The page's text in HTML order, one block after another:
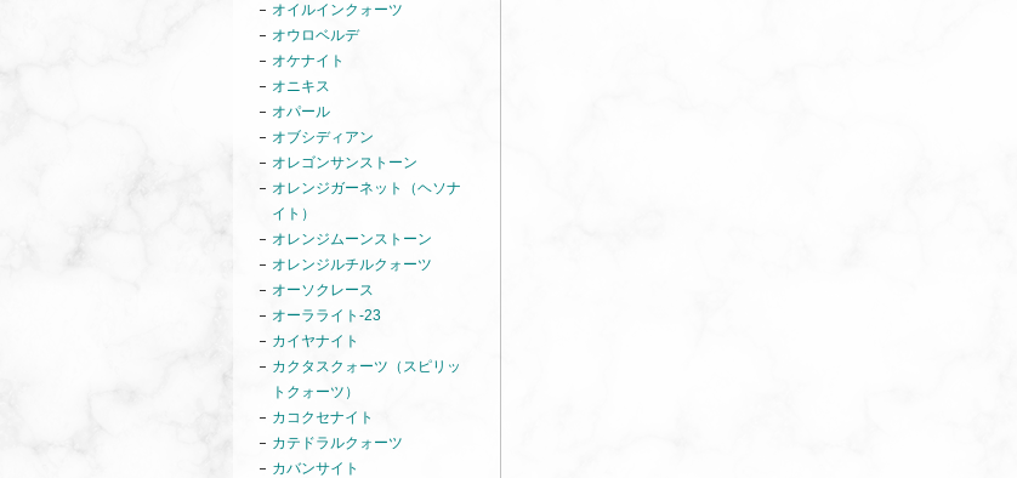
オイルインクォーツ
オウロベルデ
オケナイト
オニキス
オパール
オブシディアン
オレゴンサンストーン
オレンジガーネット（ヘソナ
イト）
オレンジムーンストーン
オレンジルチルクォーツ
オーソクレース
オーラライト-23
カイヤナイト
カクタスクォーツ（スピリッ
トクォーツ）
カコクセナイト
カテドラルクォーツ
カバンサイト